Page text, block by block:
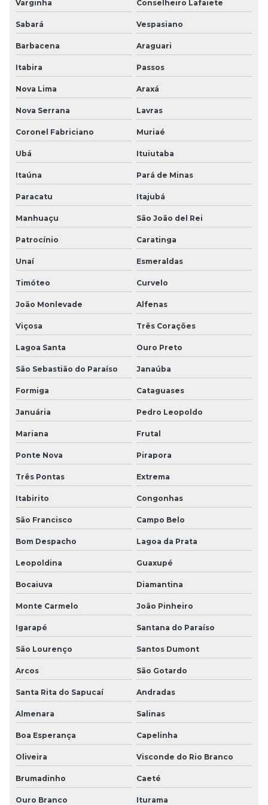
Varginha Conselheiro Lafaiete
Sabará Vespasiano
Barbacena Araguari
Itabira Passos
Nova Lima Araxá
Nova Serrana Lavras
Coronel Fabriciano Muriaé
Ubá Ituiutaba
Itaúna Pará de Minas
Paracatu Itajubá
Manhuaçu São João del Rei
Patrocínio Caratinga
Unaí Esmeraldas
Timóteo Curvelo
João Monlevade Alfenas
Viçosa Três Corações
Lagoa Santa Ouro Preto
São Sebastião do Paraíso Janaúba
Formiga Cataguases
Januária Pedro Leopoldo
Mariana Frutal
Ponte Nova Pirapora
Três Pontas Extrema
Itabirito Congonhas
São Francisco Campo Belo
Bom Despacho Lagoa da Prata
Leopoldina Guaxupé
Bocaiuva Diamantina
Monte Carmelo João Pinheiro
Igarapé Santana do Paraíso
São Lourenço Santos Dumont
Arcos São Gotardo
Santa Rita do Sapucaí Andradas
Almenara Salinas
Boa Esperança Capelinha
Oliveira Visconde do Rio Branco
Brumadinho Caeté
Ouro Branco Iturama